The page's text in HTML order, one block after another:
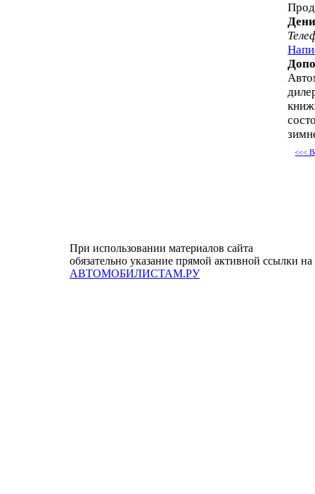
<<<
При использовании материалов сайта
обязательно указание прямой активной ссылки на
АВТОМОБИЛИСТАМ.РУ